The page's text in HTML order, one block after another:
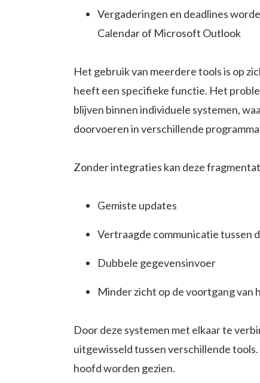
Vergaderingen en deadlines
Calendar of Microsoft Outlook
Het gebruik van meerdere tools is op
heeft een specifieke functie. Het
blijven binnen individuele systemen,
doorvoeren in verschillende
Zonder integraties kan deze
Gemiste updates
Vertraagde communicatie tussen
Dubbele gegevensinvoer
Minder zicht op de voortgang van
Door deze systemen met elkaar te
uitgewisseld tussen verschillende
hoofd worden gezien.